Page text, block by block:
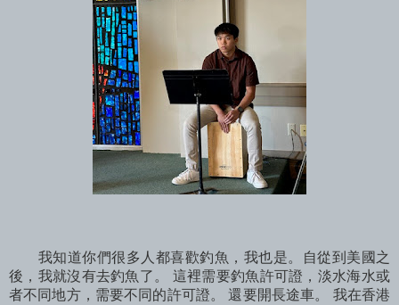
我知道你們很多人都喜歡釣魚，我也是。自從到美國之
後，我就沒有去釣魚了。 這裡需要釣魚許可證，淡水海水或
者不同地方，需要不同的許可證。 還要開長途車。 我在香港